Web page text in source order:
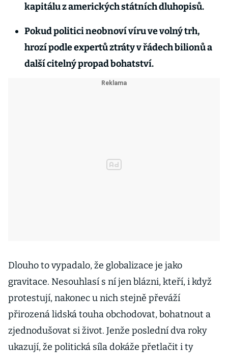
kapitálu z amerických státních dluhopisů.
Pokud politici neobnoví víru ve volný trh,
hrozí podle expertů ztráty v řádech bilionů a
další citelný propad bohatství.
Dlouho to vypadalo, že globalizace je jako
gravitace. Nesouhlasí s ní jen blázni, kteří, i když
protestují, nakonec u nich stejně převáží
přirozená lidská touha obchodovat, bohatnout a
zjednodušovat si život. Jenže poslední dva roky
ukazují, že politická síla dokáže přetlačit i ty